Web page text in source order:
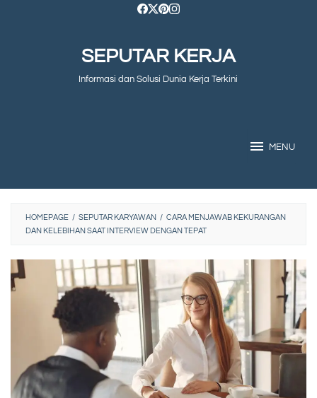
SEPUTAR KERJA
Informasi dan Solusi Dunia Kerja Terkini
MENU
HOMEPAGE / SEPUTAR KARYAWAN / CARA MENJAWAB KEKURANGAN
DAN KELEBIHAN SAAT INTERVIEW DENGAN TEPAT